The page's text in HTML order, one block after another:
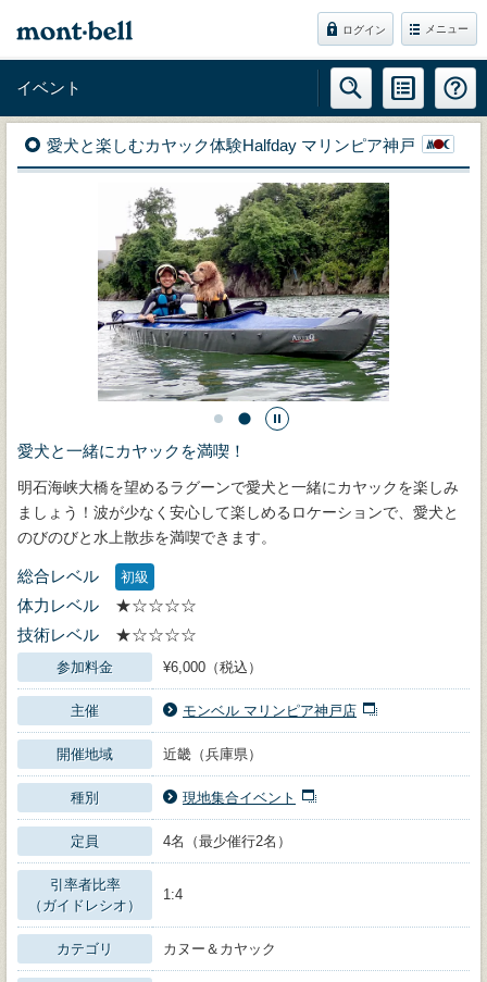
ログイン メニュー
イベント
愛犬と楽しむカヤック体験Halfday マリンピア神戸
愛犬と一緒にカヤックを満喫！
明石海峡大橋を望めるラグーンで愛犬と一緒にカヤックを楽しみ
ましょう！波が少なく安心して楽しめるロケーションで、愛犬と
のびのびと水上散歩を満喫できます。
総合レベル 初級
体力レベル
★☆☆☆☆
技術レベル
★☆☆☆☆
参加料金 ¥6,000（税込）
主催 モンベル マリンピア神戸店
開催地域 近畿（兵庫県）
種別 現地集合イベント
定員 4名（最少催行2名）
引率者比率
（ガイドレシオ）
1:4
カテゴリ カヌー＆カヤック